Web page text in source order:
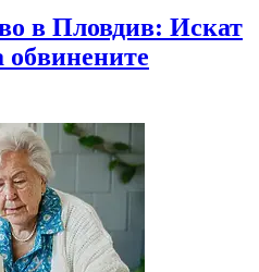
в Пловдив: Искат
обвинените